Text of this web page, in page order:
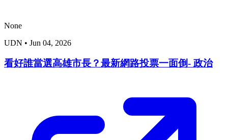
None
UDN • Jun 04, 2026
看好誰當選高雄市長？最新網路投票一面倒- 政治